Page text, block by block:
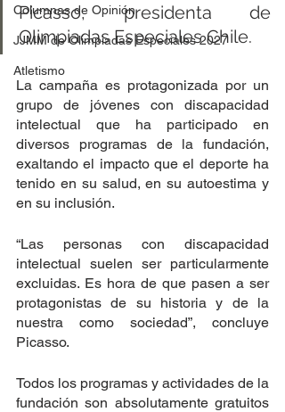
Columnas de Opinión
JJMM de Olimpiadas Especiales 2027
Atletismo
Picasso, presidenta de
Olimpiadas Especiales Chile.
La campaña es protagonizada por un
grupo de jóvenes con discapacidad
intelectual que ha participado en
diversos programas de la fundación,
exaltando el impacto que el deporte ha
tenido en su salud, en su autoestima y
en su inclusión.
“Las personas con discapacidad
intelectual suelen ser particularmente
excluidas. Es hora de que pasen a ser
protagonistas de su historia y de la
nuestra como sociedad”, concluye
Picasso.
Todos los programas y actividades de la
fundación son absolutamente gratuitos